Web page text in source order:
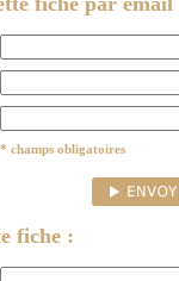
* champs obligatoires
fiche :